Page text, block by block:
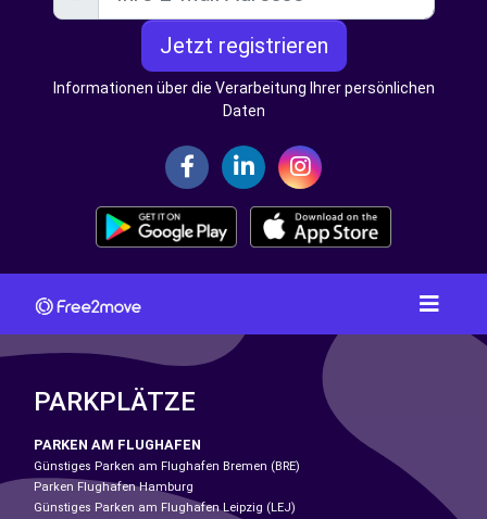
Jetzt registrieren
Informationen über die Verarbeitung Ihrer persönlichen
Daten
PARKPLÄTZE
PARKEN AM FLUGHAFEN
Günstiges Parken am Flughafen Bremen (BRE)
Parken Flughafen Hamburg
Günstiges Parken am Flughafen Leipzig (LEJ)